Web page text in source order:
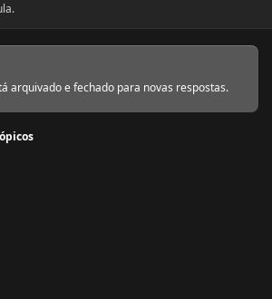
arquivado e fechado para novas respostas.